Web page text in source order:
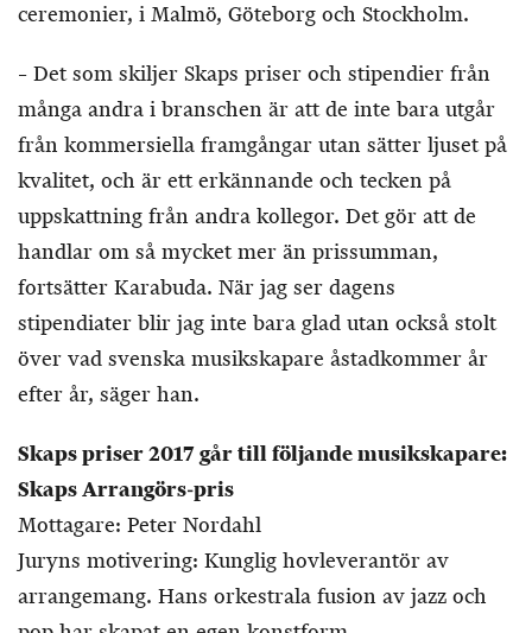
ceremonier, i Malmö, Göteborg och Stockholm.
– Det som skiljer Skaps priser och stipendier från
många andra i branschen är att de inte bara utgår
från kommersiella framgångar utan sätter ljuset på
kvalitet, och är ett erkännande och tecken på
uppskattning från andra kollegor. Det gör att de
handlar om så mycket mer än prissumman,
fortsätter Karabuda. När jag ser dagens
stipendiater blir jag inte bara glad utan också stolt
över vad svenska musikskapare åstadkommer år
efter år, säger han.
Skaps priser 2017 går till följande musikskapare:
Skaps Arrangörs-pris
Mottagare: Peter Nordahl
Juryns motivering: Kunglig hovleverantör av
arrangemang. Hans orkestrala fusion av jazz och